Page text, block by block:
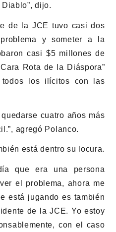
dijo.
de la JCE tuvo casi dos
y someter a la
casi $5 millones de
Rota de la Diáspora”
todos los ilícitos con las
cuatro años más
agregó Polanco.
está dentro su locura.
que era una persona
el problema, ahora me
está jugando es también
de la JCE. Yo estoy
con el caso